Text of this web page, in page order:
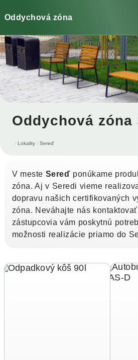
Oddychová zóna
Oddychová zóna
Lokality Sereď
V meste Sereď ponúkame
zóna. Aj v Seredi vieme
dopravu našich certifikovaných
zóna. Neváhajte nás
zástupcovia vám poskytnú
možnosti realizácie priamo do